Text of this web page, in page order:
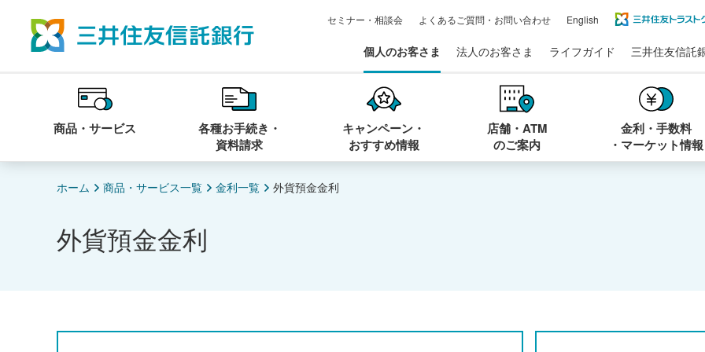
商品・サービス
各種お手続き・
資料請求
キャンペーン・
おすすめ情報
店舗・ATM
のご案内
金利・手数料
・マーケット情報
セミナー・相談会 よくあるご質問・お問い合わせ
個人のお客さま 法人のお客さま ライフガイド 三井住友信託
English
ホーム 商品・サービス一覧 金利一覧 外貨預金金利
外貨預金金利